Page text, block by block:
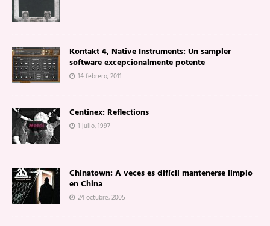
Kontakt 4, Native Instruments: Un sampler
software excepcionalmente potente
14 febrero, 2011
Centinex: Reflections
1 julio, 1997
Chinatown: A veces es difícil mantenerse limpio
en China
24 octubre, 2005